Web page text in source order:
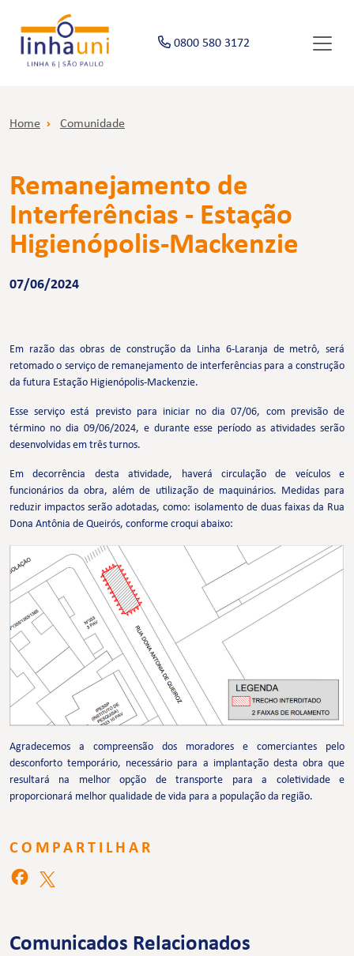
0800 580 3172
Home Comunidade
Remanejamento de
Interferências - Estação
Higienópolis-Mackenzie
07/06/2024
Em razão das obras de construção da Linha 6-Laranja de metrô, será
retomado o serviço de remanejamento de interferências para a construção
da futura Estação Higienópolis-Mackenzie.
Esse serviço está previsto para iniciar no dia 07/06, com previsão de
término no dia 09/06/2024, e durante esse período as atividades serão
desenvolvidas em três turnos.
Em decorrência desta atividade, haverá circulação de veículos e
funcionários da obra, além de utilização de maquinários. Medidas para
reduzir impactos serão adotadas, como: isolamento de duas faixas da Rua
Dona Antônia de Queirós, conforme croqui abaixo:
Agradecemos a compreensão dos moradores e comerciantes pelo
desconforto temporário, necessário para a implantação desta obra que
resultará na melhor opção de transporte para a coletividade e
proporcionará melhor qualidade de vida para a população da região.
COMPARTILHAR
Comunicados Relacionados